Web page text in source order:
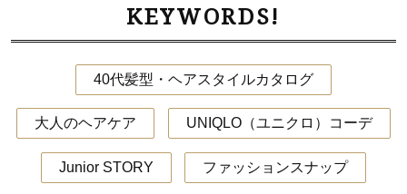
KEYWORDS!
40代髪型・ヘアスタイルカタログ
大人のヘアケア UNIQLO（ユニクロ）コーデ
Junior STORY ファッションスナップ